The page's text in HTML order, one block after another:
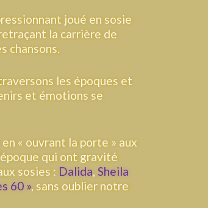
joué en sosie
la carrière de
chansons.
les époques et
et émotions se
« ouvrant la porte » aux
qui ont gravité
sosies : Dalida, Sheila
60 », sans oublier notre